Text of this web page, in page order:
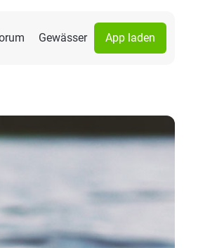
Gewässer App laden